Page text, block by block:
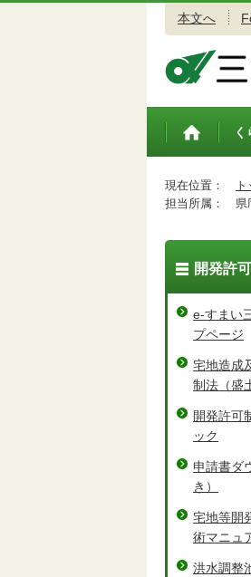
本文へ
トップペ
く
現在位置：
担当所属：
県
開発許可
e-すまい
プページ
宅地造成
制法（盛
開発許可
ック
申請書ダ
き）
宅地等開
術マニュ
洪水調整